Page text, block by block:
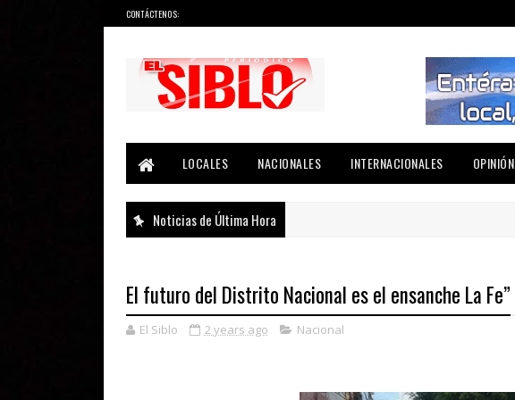
CONTÁCTENOS:
LOCALES
NACIONALES INTERNACIONALES OPINIÓN
Noticias de Última Hora
El futuro del Distrito Nacional es el ensanche La Fe”
El Siblo 2 years ago Nacional